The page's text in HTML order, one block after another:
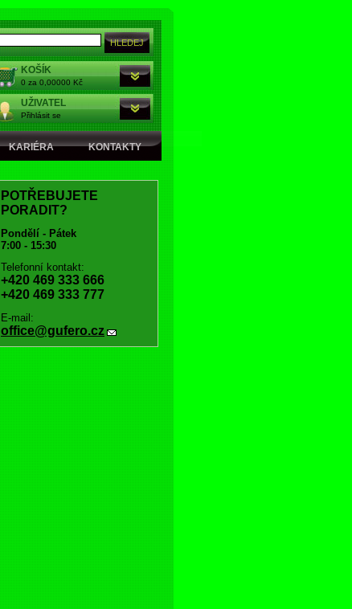
KOŠÍK
0 za 0,00000 Kč
UŽIVATEL
Přihlásit se
KARIÉRA KONTAKTY
POTŘEBUJETE
PORADIT?
Pondělí - Pátek
7:00 - 15:30
Telefonní kontakt:
+420 469 333 666
+420 469 333 777
E-mail:
office@gufero.cz